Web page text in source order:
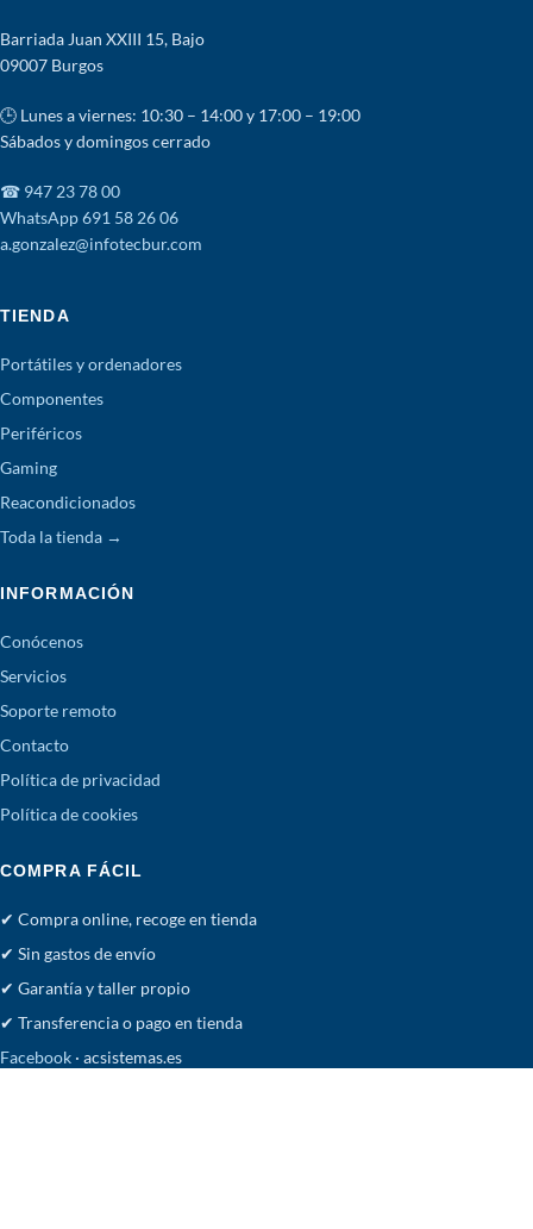
Barriada Juan XXIII 15, Bajo
09007 Burgos
🕒 Lunes a viernes: 10:30 – 14:00 y 17:00 – 19:00
Sábados y domingos cerrado
☎ 947 23 78 00
WhatsApp 691 58 26 06
a.gonzalez@infotecbur.com
TIENDA
Portátiles y ordenadores
Componentes
Periféricos
Gaming
Reacondicionados
Toda la tienda →
INFORMACIÓN
Conócenos
Servicios
Soporte remoto
Contacto
Política de privacidad
Política de cookies
COMPRA FÁCIL
✔ Compra online, recoge en tienda
✔ Sin gastos de envío
✔ Garantía y taller propio
✔ Transferencia o pago en tienda
Facebook · acsistemas.es